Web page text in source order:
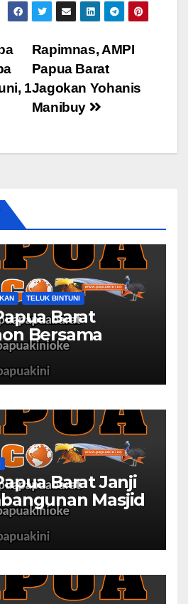
Rapimnas, AMPI
Papua Barat
Jagokan Yohanis
Manibuy
1
TELUK BINTUNI
Barat
Bersama
Barat Janji
Masjid